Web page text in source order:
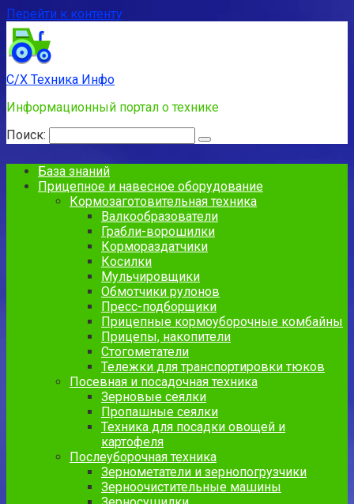
Перейти к контенту
С/Х Техника Инфо
Информационный портал о технике
Поиск:
База знаний
Прицепное и навесное оборудование
Кормозаготовительная техника
Валкообразователи
Грабли-ворошилки
Кормораздатчики
Косилки
Мульчировщики
Обмотчики рулонов
Пресс-подборщики
Прицепные кормоуборочные комбайны
Прицепы, накопители
Стогометатели
Тележки для транспортировки тюков
Посевная и посадочная техника
Зерновые сеялки
Пропашные сеялки
Техника для посадки овощей и
картофеля
Послеуборочная техника
Зернометатели и зернопогрузчики
Зерноочистительные машины